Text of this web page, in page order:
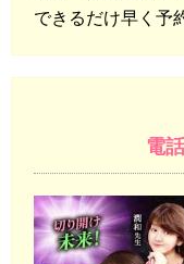
できるだけ早く予
電